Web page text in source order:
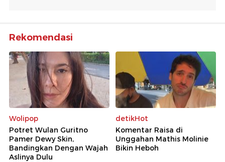
Rekomendasi
Wolipop
Potret Wulan Guritno
Pamer Dewy Skin,
Bandingkan Dengan Wajah
Aslinya Dulu
detikHot
Komentar Raisa di
Unggahan Mathis Molinie
Bikin Heboh